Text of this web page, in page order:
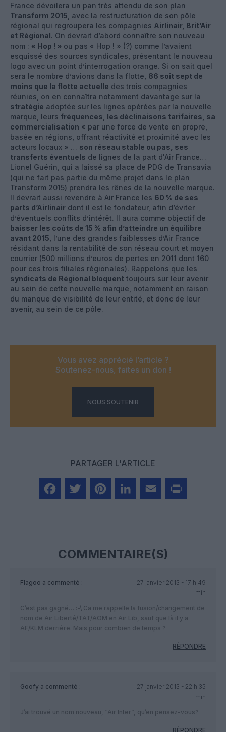
France dévoilera un pan très attendu de son plan
Transform 2015 , avec la restructuration de son pôle
régional qui regroupera les compagnies Airlinair, Brit’Air
et Régional. On devrait d’abord connaître son nouveau
nom : « Hop ! » ou pas « Hop ! » (?) comme l’avaient
esquissé des sources syndicales, présentant le nouveau
logo avec un point d’interrogation orange. Si on sait quel
sera le nombre d’avions dans la flotte, 86 soit sept de
moins que la flotte actuelle des trois compagnies
réunies, on en connaîtra notamment davantage sur la
stratégie adoptée sur les lignes opérées par la nouvelle
marque, leurs fréquences, les déclinaisons tarifaires, sa
commercialisation « par une force de vente en propre,
basée en régions, offrant réactivité et proximité avec les
acteurs locaux » … son réseau stable ou pas, ses
transferts éventuels de lignes de la part d'Air France…
Lionel Guérin, qui a laissé sa place de PDG de Transavia
(qui ne fait pas partie du même projet dans le plan
Transform 2015) prendra les rênes de la nouvelle marque.
Il devrait aussi revendre à Air France les 60 % de ses
parts d’Airlinair dont il est le fondateur, afin d’éviter
d’éventuels conflits d’intérêt. Il aura comme objectif de
baisser les coûts de 15 % afin d’atteindre un équilibre
avant 2015 , l’une des grandes faiblesses d’Air France
résidant dans la rentabilité de son réseau court et moyen
courrier (500 millions d’euros de pertes en 2011 dont 160
pour ces trois filiales régionales). Rappelons que les
syndicats de Régional bloquent toujours sur leur avenir
au sein de cette nouvelle marque, notamment en raison
du manque de visibilité de leur entité, et donc de leur
avenir, au sein de ce pôle.
Vous avez apprécié l’article ?
Soutenez-nous, faites un don !
NOUS SOUTENIR
PARTAGER L'ARTICLE
COMMENTAIRE(S)
Flagoo a commenté :
27 janvier 2013 - 17 h 49
min
C’est pas gagné… :-\ Ca me rappelle la fusion/changement de
nom de Air Liberté/TAT/AOM en Air Lib, sauf que là il y a
AF/KLM derrière. Mais pour combien de temps ?
RÉPONDRE
Goofy a commenté :
27 janvier 2013 - 22 h 35
min
J’ai trouvé un nom nouveau, “Air Inter”, qu’en pensez-vous?
RÉPONDRE